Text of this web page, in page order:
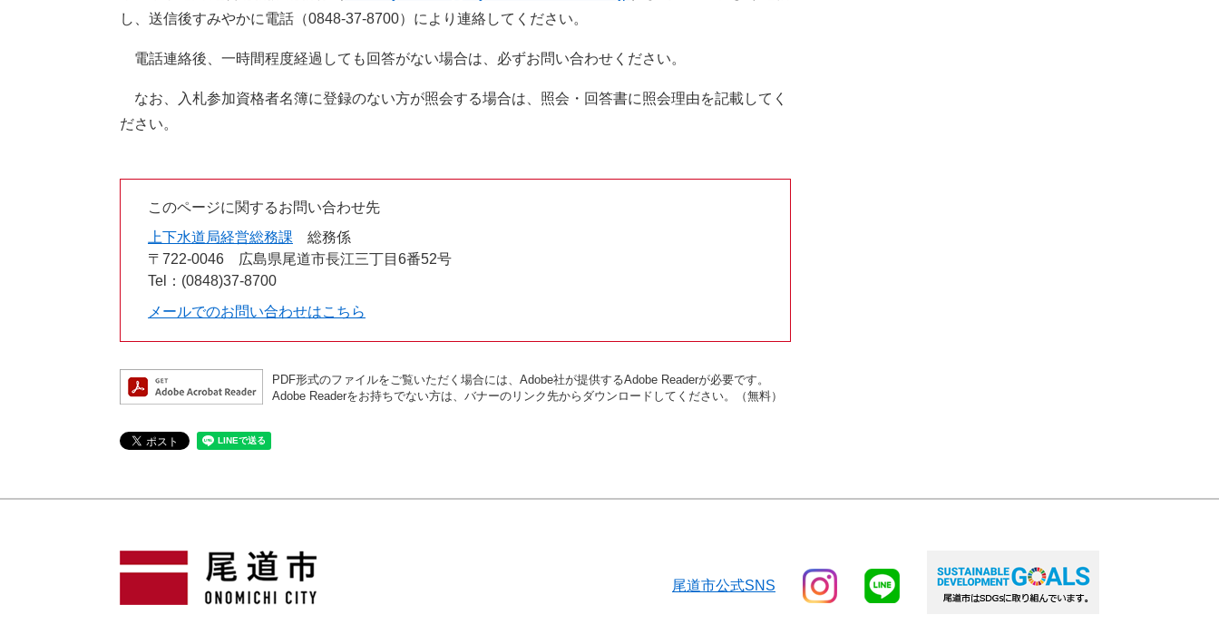
し、送信後すみやかに電話（0848-37-8700）により連絡してください。
電話連絡後、一時間程度経過しても回答がない場合は、必ずお問い合わせください。
なお、入札参加資格者名簿に登録のない方が照会する場合は、照会・回答書に照会理由を記載してく
ださい。
このページに関するお問い合わせ先
上下水道局経営総務課
総務係
〒722-0046
広島県尾道市長江三丁目6番52号
Tel：(0848)37-8700
メールでのお問い合わせはこちら
PDF形式のファイルをご覧いただく場合には、Adobe社が提供するAdobe Readerが必要です。
Adobe Readerをお持ちでない方は、バナーのリンク先からダウンロードしてください。（無料）
尾道市公式SNS